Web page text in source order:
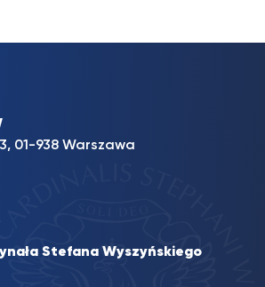
01-938 Warszawa
Stefana Wyszyńskiego